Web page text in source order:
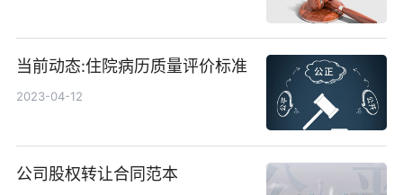
当前动态:住院病历质量评价标准
2023-04-12
公司股权转让合同范本